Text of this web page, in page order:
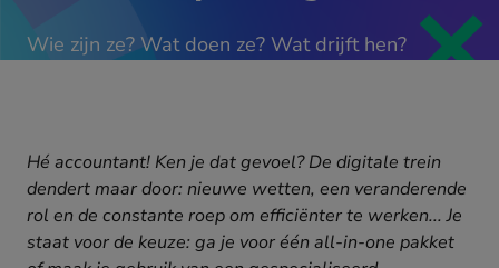
Wie zijn ze? Wat doen ze? Wat drijft hen?
Hé accountant! Ken je dat gevoel? De digitale trein
dendert maar door: nieuwe wetten, een veranderende
rol en de constante roep om efficiënter te werken... Je
staat voor de keuze: ga je voor één all-in-one pakket